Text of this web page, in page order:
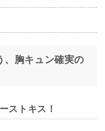
、胸キュン確実の
ストキス！